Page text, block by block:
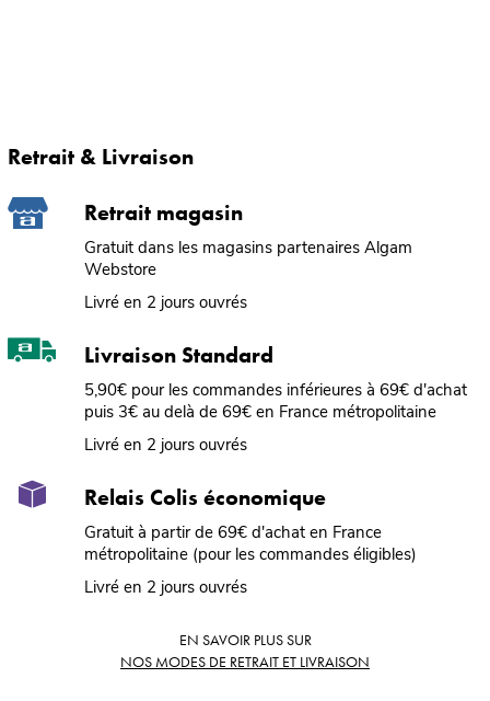
Retrait & Livraison
Retrait magasin
Gratuit dans les magasins partenaires Algam
Webstore
Livré en 2 jours ouvrés
Livraison Standard
5,90€ pour les commandes inférieures à 69€ d'achat
puis 3€ au delà de 69€ en France métropolitaine
Livré en 2 jours ouvrés
Relais Colis économique
Gratuit à partir de 69€ d'achat en France
métropolitaine (pour les commandes éligibles)
Livré en 2 jours ouvrés
EN SAVOIR PLUS SUR
NOS MODES DE RETRAIT ET LIVRAISON